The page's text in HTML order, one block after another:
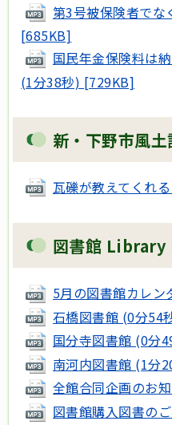
第3号被保険者で
[685KB]
国民年金保険料は
(1分38秒) [729KB]
新・下野市風土
瓦礫が教えてくれ
図書館
5月の図書館カレ
石橋図書館 (0分54
国分寺図書館 (0分
南河内図書館 (1分
全館合同企画のお
図書館購入図書の